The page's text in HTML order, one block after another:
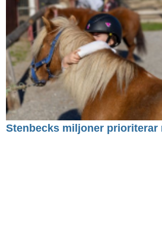
Stenbecks miljoner prioriterar